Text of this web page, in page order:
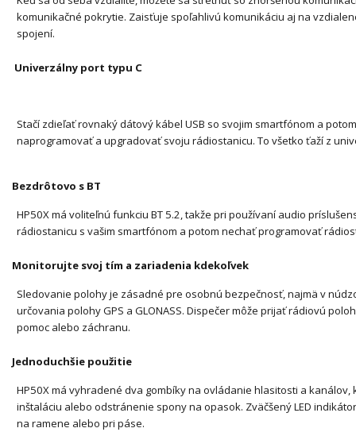
komunikačné pokrytie. Zaisťuje spoľahlivú komunikáciu aj na
spojení.
Univerzálny port typu C
Stačí zdieľať rovnaký dátový kábel USB so svojim smartfónom a
naprogramovať a upgradovať svoju rádiostanicu. To všetko ťaží z
Bezdrôtovo s BT
HP50X má voliteľnú funkciu BT 5.2, takže pri používaní audio
rádiostanicu s vašim smartfónom a potom nechať programovať
Monitorujte svoj tím a zariadenia kdekoľvek
Sledovanie polohy je zásadné pre osobnú bezpečnosť, najmä v
určovania polohy GPS a GLONASS. Dispečer môže prijať rádiovú
pomoc alebo záchranu.
Jednoduchšie použitie
HP50X má vyhradené dva gombíky na ovládanie hlasitosti a
inštaláciu alebo odstránenie spony na opasok. Zväčšený LED
na ramene alebo pri páse.